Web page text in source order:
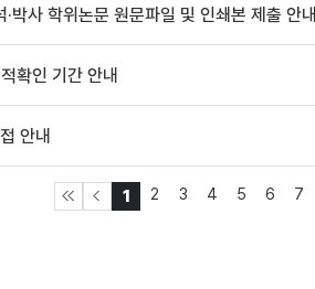
사 학위논문 원문파일 및 인쇄본 제출 안내
확인 기간 안내
안내
1 2 3 4 5 6 7